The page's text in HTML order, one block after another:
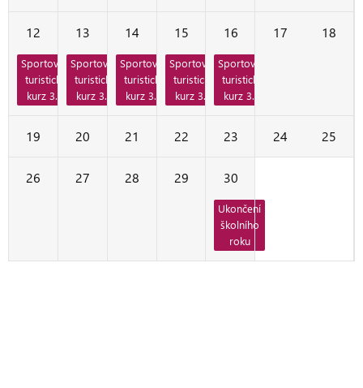
12
Sportovně
turistický
kurz 3.A
13
Sportovně
turistický
kurz 3.A
14
Sportovně
turistický
kurz 3.A
15
Sportovně
turistický
kurz 3.A
16
Sportovně
turistický
kurz 3.A
17 18
19 20 21 22 23 24 25
26 27 28 29 30
Ukončení
školního
roku